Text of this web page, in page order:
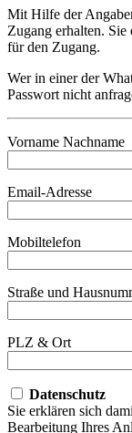
Mit Hilfe der
Zugang erhalten.
für den Zugang.
Wer in einer der
Passwort nicht
Vorname Nachname
Email-Adresse
Mobiltelefon
Straße und
PLZ & Ort
Datenschutz
Sie erklären sich
Bearbeitung Ihres